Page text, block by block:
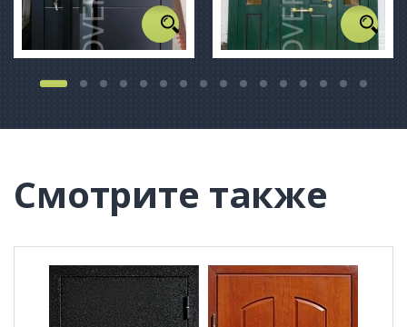
Смотрите также